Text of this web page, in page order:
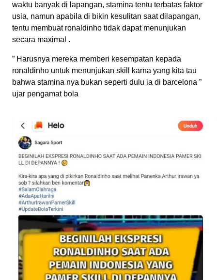
waktu banyak di lapangan, stamina tentu terbatas faktor
usia, namun apabila di bikin kesulitan saat dilapangan,
tentu membuat ronaldinho tidak dapat menunjukan
secara maximal .
” Harusnya mereka memberi kesempatan kepada
ronaldinho untuk menunjukan skill karna yang kita tau
bahwa stamina nya bukan seperti dulu ia di barcelona ”
ujar pengamat bola